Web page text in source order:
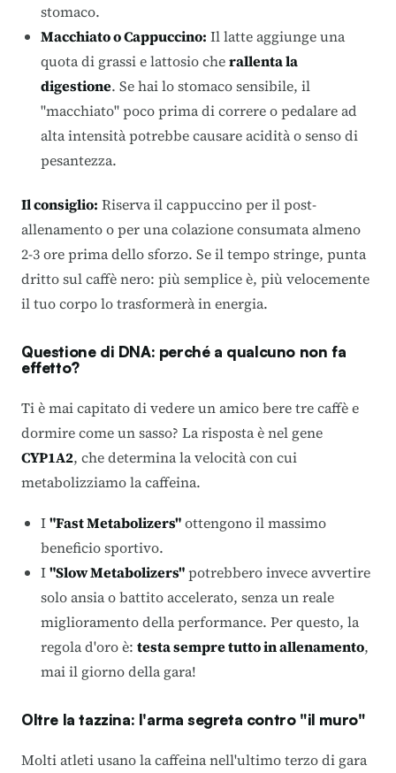
stomaco.
Macchiato o Cappuccino: Il latte aggiunge una
quota di grassi e lattosio cherallenta la
digestione. Se hai lo stomaco sensibile, il
"macchiato" poco prima di correre o pedalare ad
alta intensità potrebbe causare acidità o senso di
pesantezza.
Il consiglio: Riserva il cappuccino per il post-
allenamento o per una colazione consumata almeno
2-3 ore prima dello sforzo. Se il tempo stringe, punta
dritto sul caffè nero: più semplice è, più velocemente
il tuo corpo lo trasformerà in energia.
Questione di DNA: perché a qualcuno non fa
effetto?
Ti è mai capitato di vedere un amico bere tre caffè e
dormire come un sasso? La risposta è nel gene
CYP1A2, che determina la velocità con cui
metabolizziamo la caffeina.
I"Fast Metabolizers"ottengono il massimo
beneficio sportivo.
I"Slow Metabolizers"potrebbero invece avvertire
solo ansia o battito accelerato, senza un reale
miglioramento della performance. Per questo, la
regola d'oro è: testa sempre tutto in allenamento,
mai il giorno della gara!
Oltre la tazzina: l'arma segreta contro "il muro"
Molti atleti usano la caffeina nell'ultimo terzo di gara